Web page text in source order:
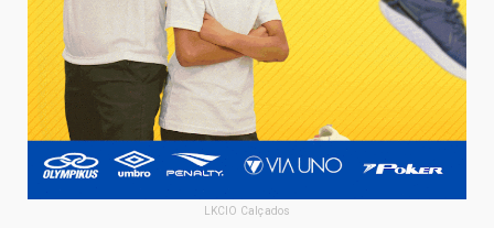
LKCIO Calçados